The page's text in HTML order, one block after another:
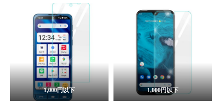
ム
護フィルム
1,000円以下 1,000円以下